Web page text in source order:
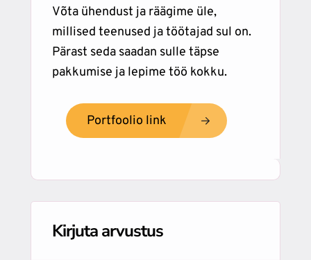
Võta ühendust ja räägime üle,
millised teenused ja töötajad sul on.
Pärast seda saadan sulle täpse
pakkumise ja lepime töö kokku.
Portfoolio link
Kirjuta arvustus